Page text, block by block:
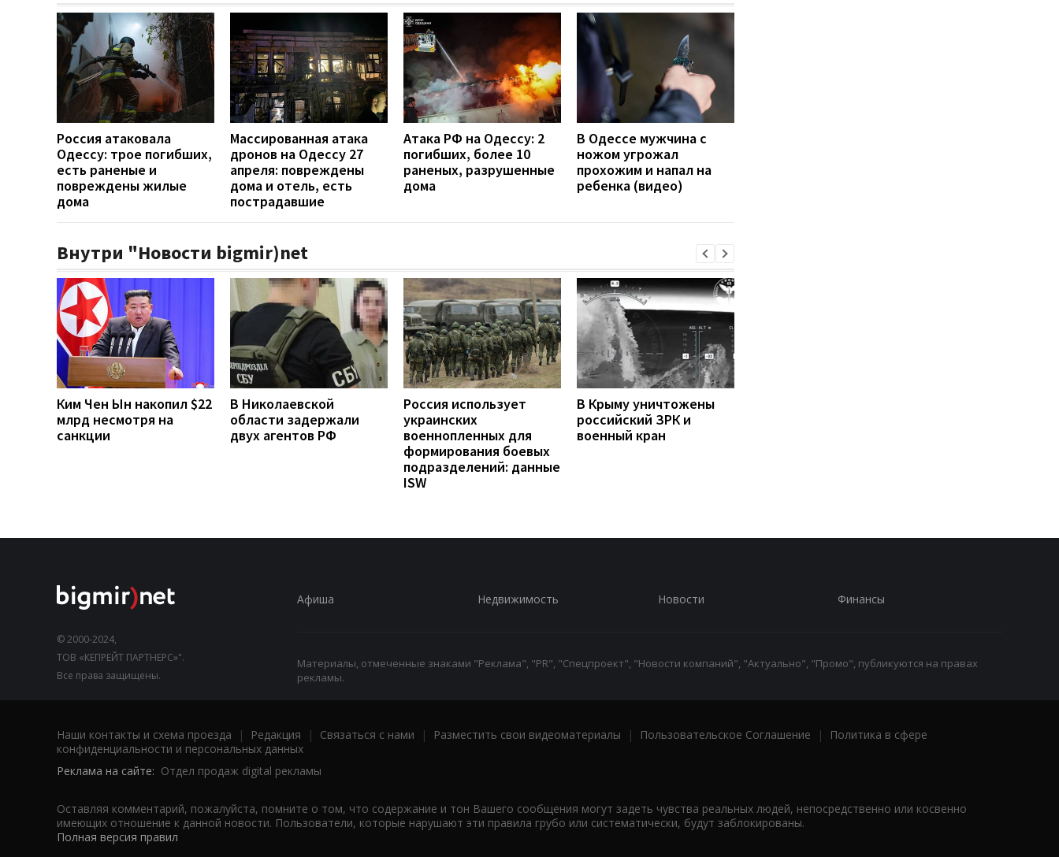
Россия атаковала
Одессу: трое погибших,
есть раненые и
повреждены жилые
дома
Массированная атака
дронов на Одессу 27
апреля: повреждены
дома и отель, есть
пострадавшие
Атака РФ на Одессу: 2
погибших, более 10
раненых, разрушенные
дома
В Одессе мужчина с
ножом угрожал
прохожим и напал на
ребенка (видео)
Внутри "Новости bigmir)net
Ким Чен Ын накопил $22
млрд несмотря на
санкции
В Николаевской
области задержали
двух агентов РФ
Россия использует
украинских
военнопленных для
формирования боевых
подразделений: данные
ISW
В Крыму уничтожены
российский ЗРК и
военный кран
© 2000-2024,
ТОВ «КЕПРЕЙТ ПАРТНЕРС»".
Все права защищены.
Афиша Недвижимость Новости Финансы
Материалы, отмеченные знаками "Реклама", "PR", "Спецпроект", "Новости компаний", "Актуально", "Промо", публикуются на правах
рекламы.
Наши контакты и схема проезда | Редакция | Связаться с нами | Разместить свои видеоматериалы | Пользовательское Соглашение |
Политика в сфере
конфиденциальности и персональных данных
Реклама на сайте: Отдел продаж digital рекламы
Оставляя комментарий, пожалуйста, помните о том, что содержание и тон Вашего сообщения могут задеть чувства реальных людей, непосредственно или косвенно
имеющих отношение к данной новости. Пользователи, которые нарушают эти правила грубо или систематически, будут заблокированы.
Полная версия правил